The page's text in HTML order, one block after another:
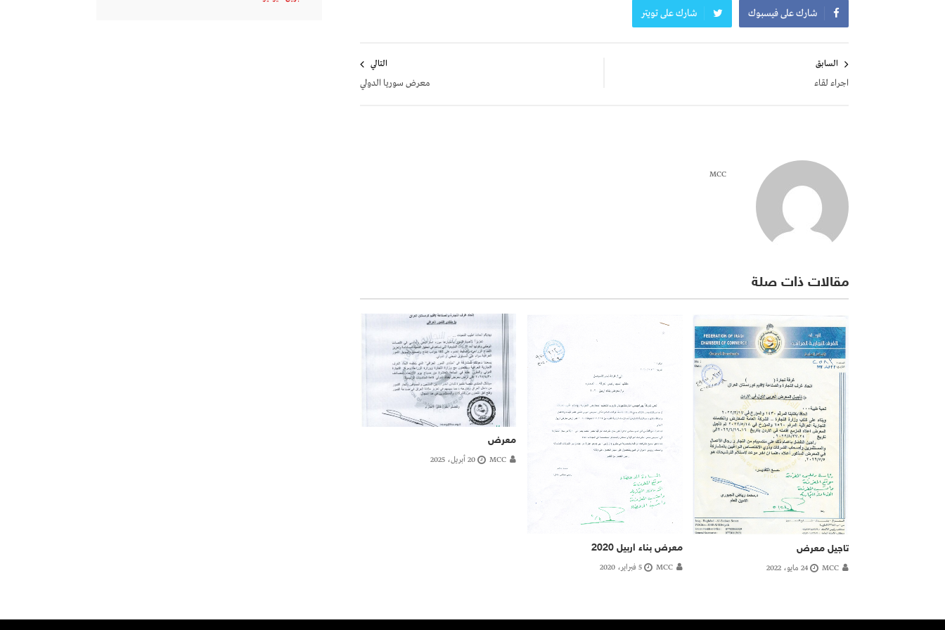
شارك على فيسبوك شارك على تويتر
المقالات
السابق
اجراء لقاء
التالي
معرض سوريا الدولي
MCC
مقالات ذات صلة
تاجيل معرض
MCC 24 مايو، 2022
معرض بناء اربيل 2020
MCC 5 فبراير، 2020
معرض
MCC 20 أبريل، 2025